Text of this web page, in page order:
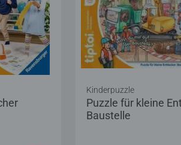
5,0 von 5 Sternen.
Puzzle für kleine
Baustelle
Kinderpuzzle